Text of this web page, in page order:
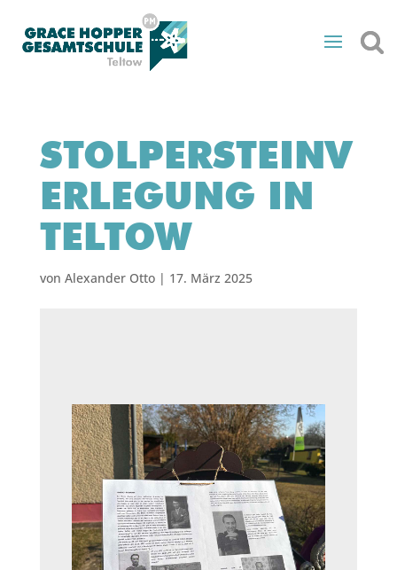
STOLPERSTEINV
ERLEGUNG IN
TELTOW
von Alexander Otto| 17. März 2025